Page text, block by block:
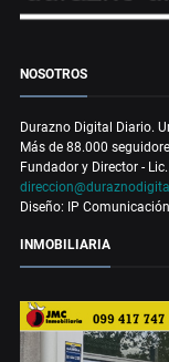
NOSOTROS
Durazno Digital Diario.
Más de 88.000
Fundador y Director -
Diseño: IP
INMOBILIARIA